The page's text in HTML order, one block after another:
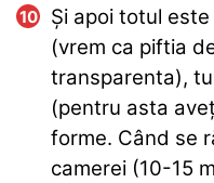
Și apoi totul
(vrem ca piftia
transparenta),
(pentru asta
forme. Când se
camerei (10-15